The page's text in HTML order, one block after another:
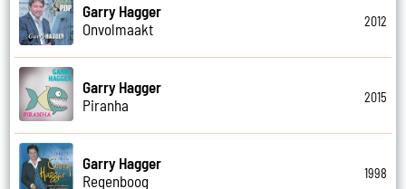
Garry Hagger
Onvolmaakt
2012
Garry Hagger
Piranha
2015
Garry Hagger
Regenboog
1998